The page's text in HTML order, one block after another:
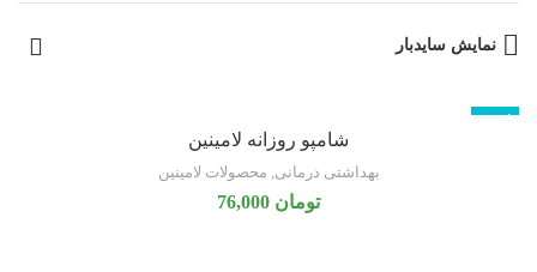
نمایش سایدبار
ناموجود
شامپو روزانه لامینین
بهداشتی درمانی, محصولات لامینین
تومان